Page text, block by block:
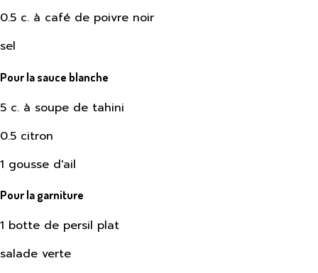
0.5 c. à café de poivre noir
sel
Pour la sauce blanche
5 c. à soupe de tahini
0.5 citron
1 gousse d'ail
Pour la garniture
1 botte de persil plat
salade verte